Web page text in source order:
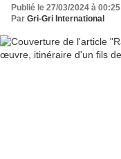
Publié le 27/03/2024 à 00:25
Par Gri-Gri International